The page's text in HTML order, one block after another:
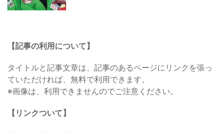
【記事の利用について】
タイトルと記事文章は、記事のあるページにリンクを張っ
ていただければ、無料で利用できます。
※画像は、利用できませんのでご注意ください。
【リンクついて】